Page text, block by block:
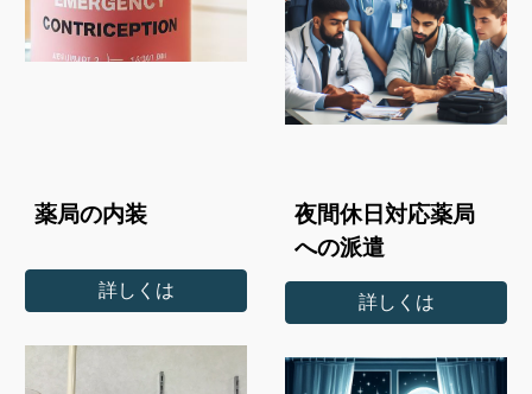
薬局の内装
詳しくは
夜間休日対応薬局
への派遣
詳しくは